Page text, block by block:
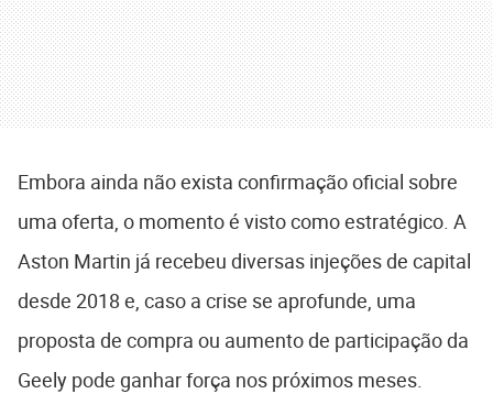
Embora ainda não exista confirmação oficial sobre
uma oferta, o momento é visto como estratégico. A
Aston Martin já recebeu diversas injeções de capital
desde 2018 e, caso a crise se aprofunde, uma
proposta de compra ou aumento de participação da
Geely pode ganhar força nos próximos meses.